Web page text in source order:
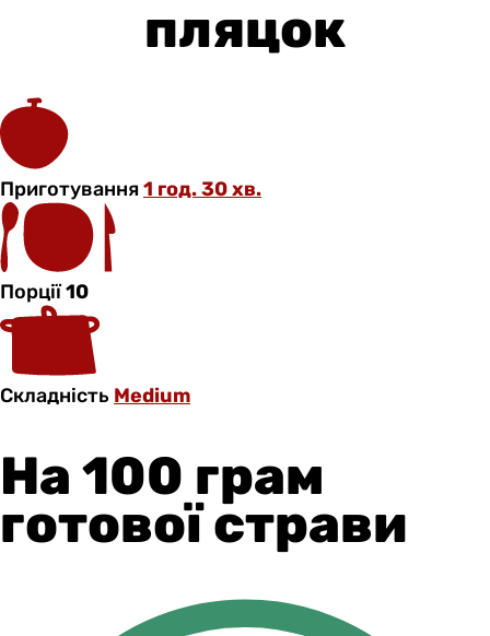
пляцок
Приготування1 год. 30 хв.
Порції10
Складність Medium
На 100 грам
готової страви